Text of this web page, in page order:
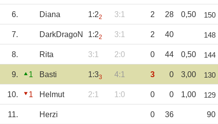
6. Diana 1:22 3:1 2 28 0,50 150
7. DarkDragoN 1:22 3:1 2 40 148
8. Rita 3:1 2:0 0 44 0,50 144
9. 1 Basti 1:33 4:1 3 0 3,00 130
10. 1 Helmut 2:1 1:0 0 0 1,00 129
11. Herzi 0 36 90